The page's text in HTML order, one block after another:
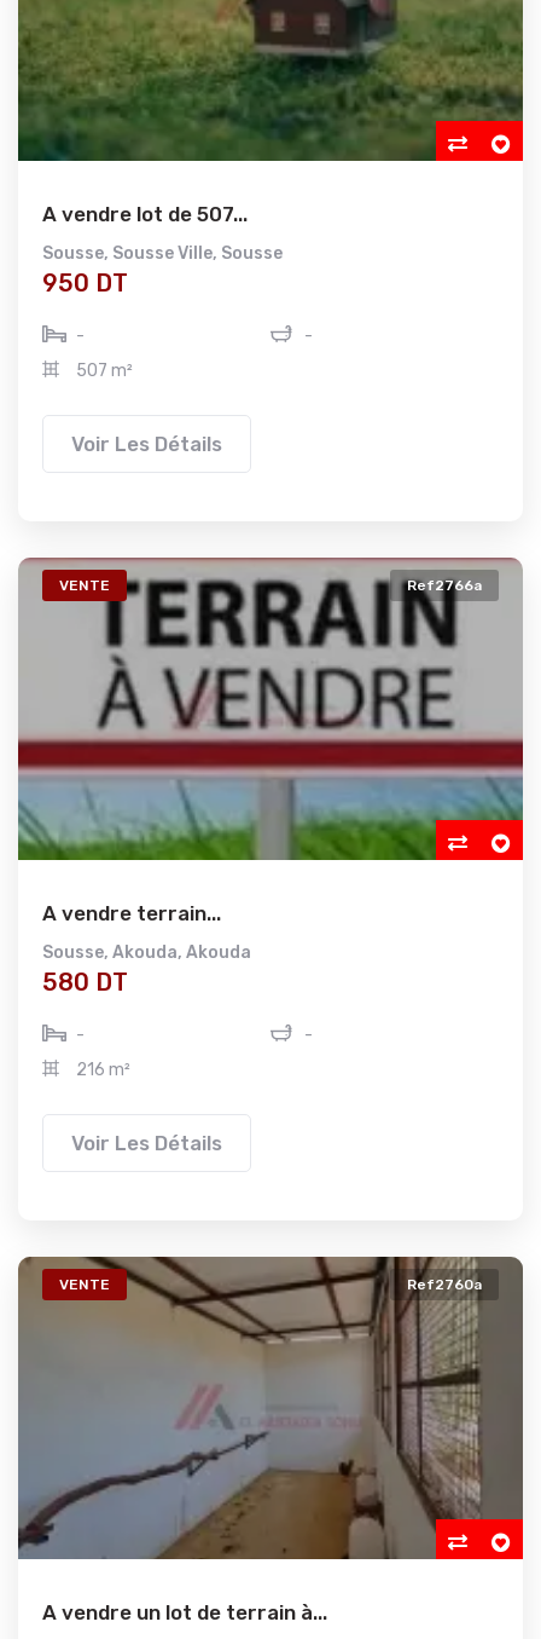
A vendre lot de 507...
Sousse, Sousse Ville, Sousse
950 DT
-
-
507 m²
Voir Les Détails
VENTE Ref2766a
A vendre terrain...
Sousse, Akouda, Akouda
580 DT
-
-
216 m²
Voir Les Détails
VENTE Ref2760a
A vendre un lot de terrain à...